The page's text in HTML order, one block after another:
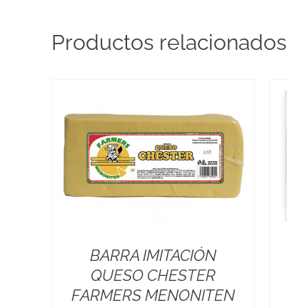
Productos relacionados
BARRA IMITACIÓN
QUESO CHESTER
FARMERS MENONITEN